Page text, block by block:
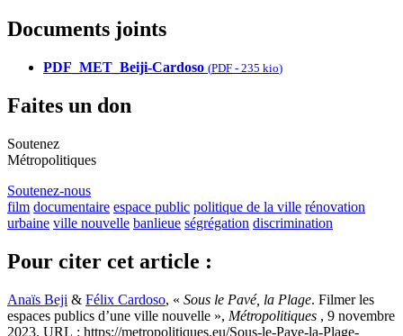
Documents joints
PDF_MET_Beiji-Cardoso (PDF - 235 kio)
Faites un don
Soutenez
Métropolitiques
Soutenez-nous
film documentaire espace public politique de la ville rénovation
urbaine ville nouvelle banlieue ségrégation discrimination
Pour citer cet article :
Anaïs Beji & Félix Cardoso, « Sous le Pavé, la Plage. Filmer les
espaces publics d’une ville nouvelle », Métropolitiques , 9 novembre
2023. URL : https://metropolitiques.eu/Sous-le-Pave-la-Plage-